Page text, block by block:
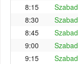
8:15
Szabad
8:30
Szabad
8:45
Szabad
9:00
Szabad
9:15
Szabad